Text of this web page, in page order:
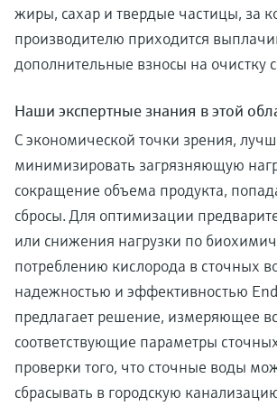
жиры, сахар и твердые частицы, за
производителю приходится
дополнительные взносы на очистку
Наши экспертные знания в этой
С экономической точки зрения,
минимизировать загрязняющую
сокращение объема продукта,
сбросы. Для оптимизации
или снижения нагрузки по
потреблению кислорода в сточных
надежностью и эффективностью
предлагает решение, измеряющее
соответствующие параметры
проверки того, что сточные воды
сбрасывать в городскую